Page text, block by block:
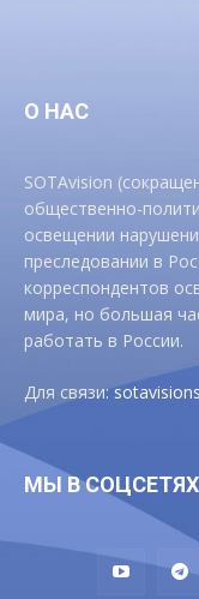
О НАС
SOTAvision
общественно-
освещении
преследовании в
корреспондентов
мира, но большая
работать в России.
Для связи:
МЫ В СОЦСЕТЯХ